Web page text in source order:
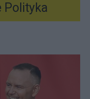
Polityka